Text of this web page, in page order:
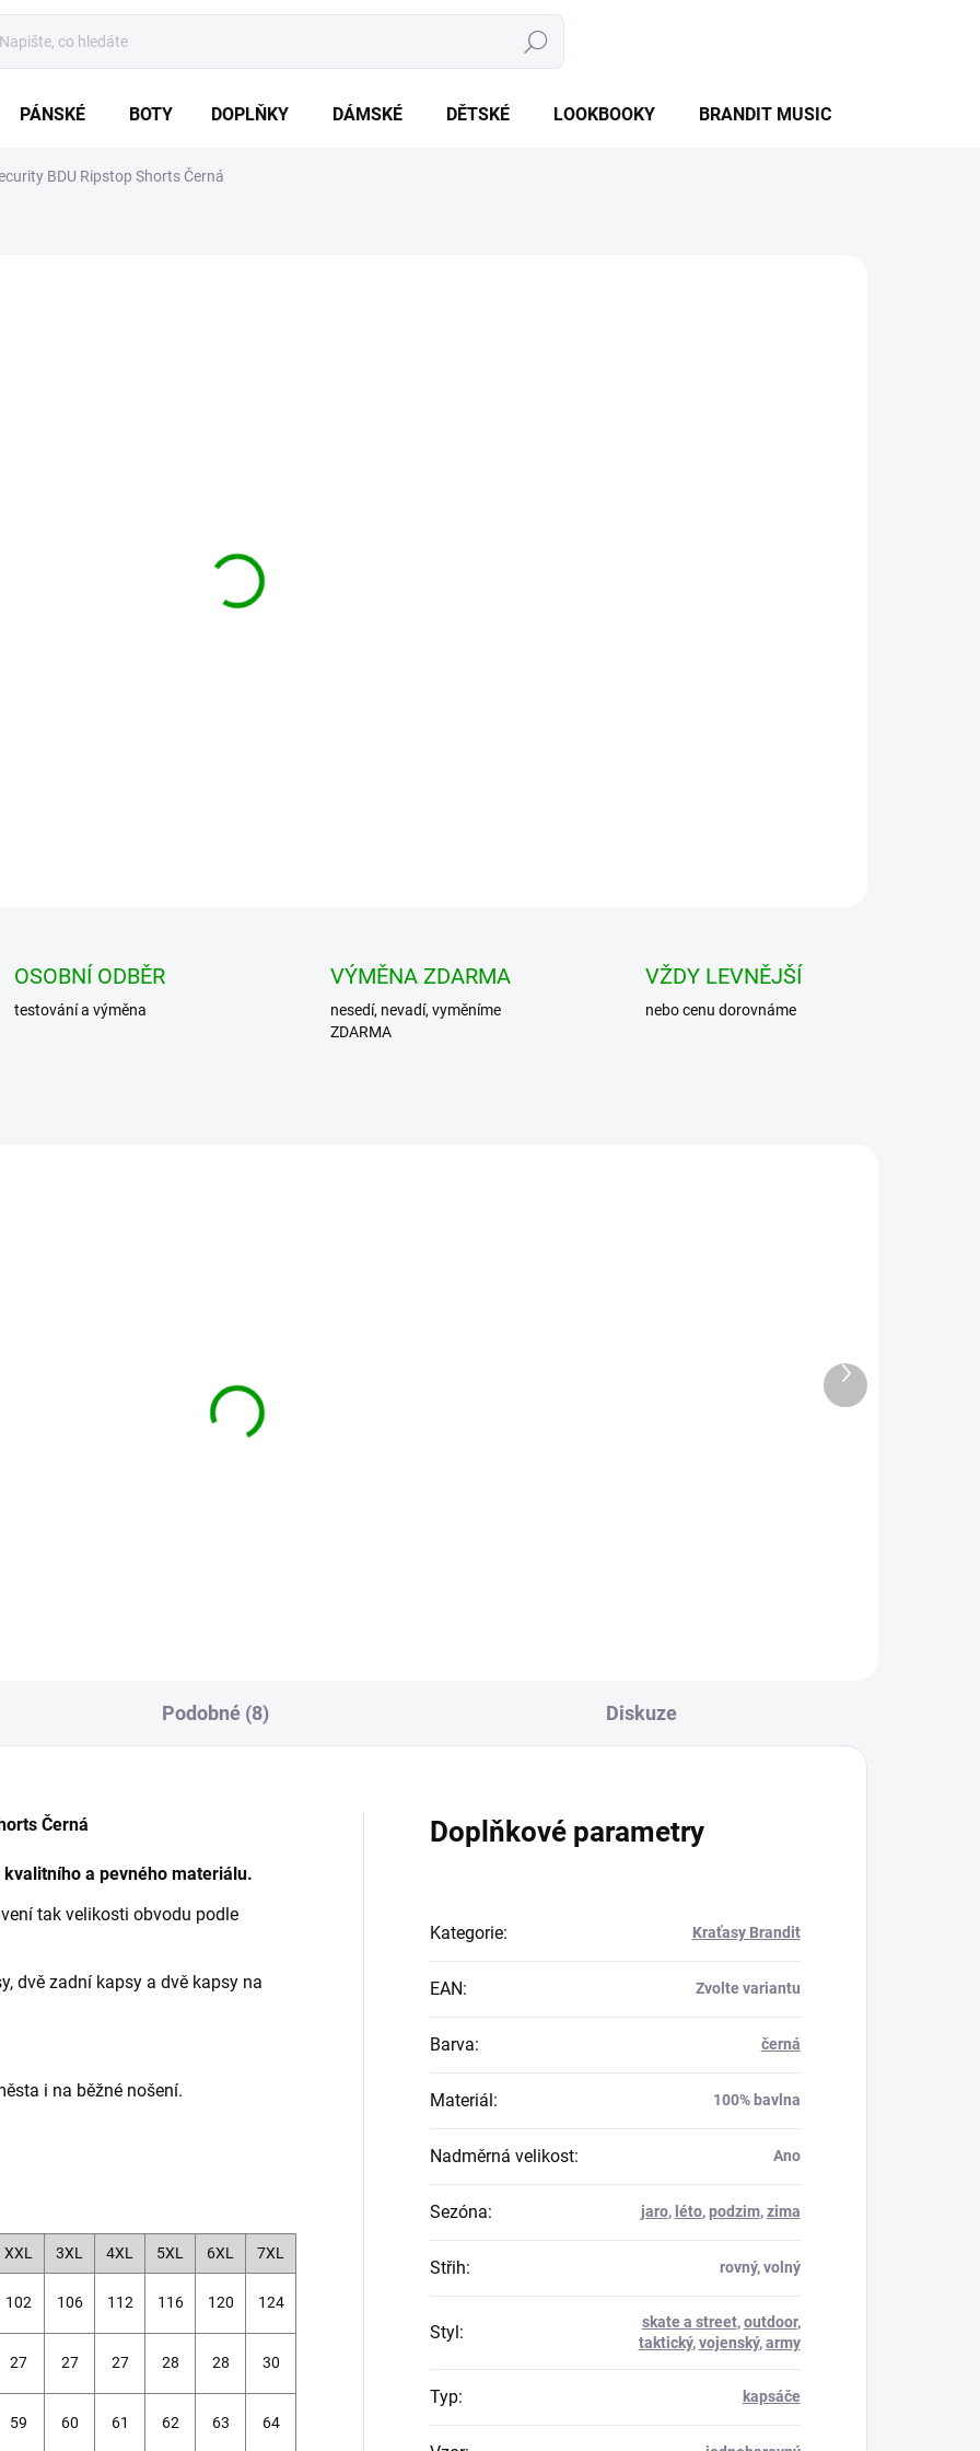
Hledat
PÁNSKÉ BOTY DOPLŇKY DÁMSKÉ DĚTSKÉ LOOKBOOKY BRANDIT MUSIC
BDU Ripstop Shorts Černá
OSOBNÍ ODBĚR
testování a výměna
VÝMĚNA ZDARMA
nesedí, nevadí, vyměníme
ZDARMA
VŽDY LEVNĚJŠÍ
nebo cenu dorovnáme
Další
produkt
Podobné (8) Diskuze
Černá
a pevného materiálu.
tak velikosti obvodu podle
dvě zadní kapsy a dvě kapsy na
i na běžné nošení.
XXL 3XL 4XL 5XL 6XL 7XL
102 106 112 116 120 124
27 27 27 28 28 30
59 60 61 62 63 64
Doplňkové parametry
Kategorie: Kraťasy Brandit
EAN: Zvolte variantu
Barva: černá
Materiál : 100% bavlna
Nadměrná velikost: Ano
Sezóna: jaro, léto,podzim,zima
Střih: rovný, volný
Styl : skate a street,outdoor,
taktický,vojenský,army
Typ: kapsáče